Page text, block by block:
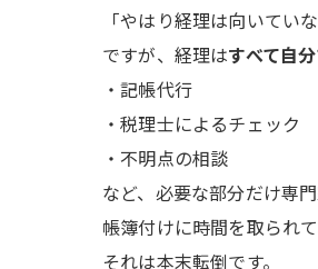
「やはり経理は向いてい
ですが、経理はすべて自
・記帳代行
・税理士によるチェック
・不明点の相談
など、必要な部分だけ専
帳簿付けに時間を取られ
それは本末転倒です。